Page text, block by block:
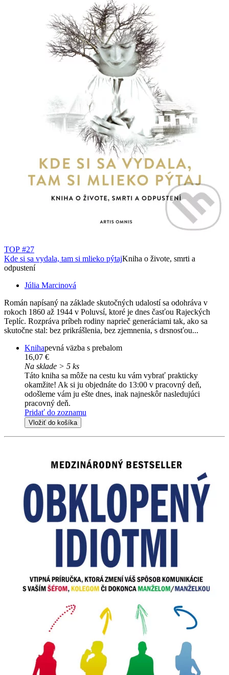
TOP #27
Kde si sa vydala, tam si mlieko pýtajKniha o živote, smrti a
odpustení
Júlia Marcinová
Román napísaný na základe skutočných udalostí sa odohráva v
rokoch 1860 až 1944 v Poluvsí, ktoré je dnes časťou Rajeckých
Teplíc. Rozpráva príbeh rodiny naprieč generáciami tak, ako sa
skutočne stal: bez prikrášlenia, bez zjemnenia, s drsnosťou...
Knihapevná väzba s prebalom
16,07 €
Na sklade > 5 ks
Táto kniha sa môže na cestu ku vám vybrať prakticky
okamžite! Ak si ju objednáte do 13:00 v pracovný deň,
odošleme vám ju ešte dnes, inak najneskôr nasledujúci
pracovný deň.
Pridať do zoznamu
Vložiť do košíka